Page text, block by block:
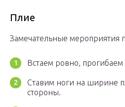
Плие
Замечательные мероприятия
Встаем ровно, прогибаем
Ставим ноги на ширине
стороны.